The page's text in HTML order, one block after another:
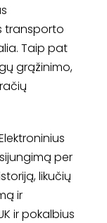
transporto
Taip pat
grąžinimo,
per
likučių
ir
ir pokalbius